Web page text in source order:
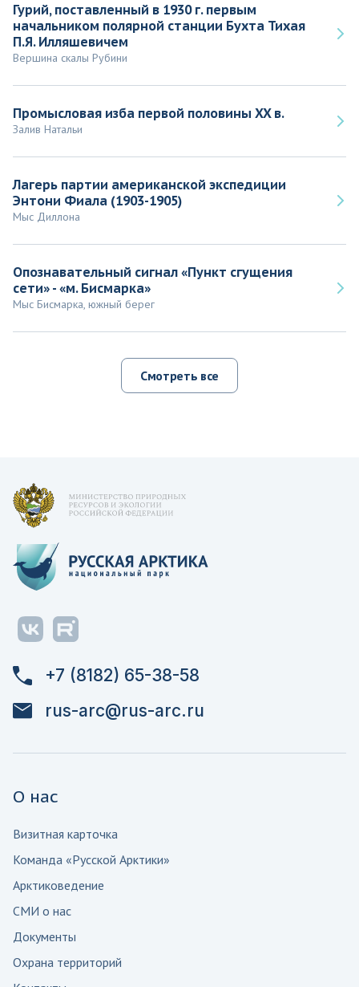
Гурий, поставленный в 1930 г. первым
начальником полярной станции Бухта Тихая
П.Я. Илляшевичем
Вершина скалы Рубини
Промысловая изба первой половины XX в.
Залив Натальи
Лагерь партии американской экспедиции
Энтони Фиала (1903-1905)
Мыс Диллона
Опознавательный сигнал «Пункт сгущения
сети» - «м. Бисмарка»
Мыс Бисмарка, южный берег
Смотреть все
+7 (8182) 65-38-58
rus-arc@rus-arc.ru
О нас
Визитная карточка
Команда «Русской Арктики»
Арктиковедение
СМИ о нас
Документы
Охрана территорий